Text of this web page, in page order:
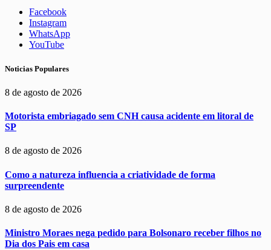
Facebook
Instagram
WhatsApp
YouTube
Noticias Populares
8 de agosto de 2026
Motorista embriagado sem CNH causa acidente em litoral de
SP
8 de agosto de 2026
Como a natureza influencia a criatividade de forma
surpreendente
8 de agosto de 2026
Ministro Moraes nega pedido para Bolsonaro receber filhos no
Dia dos Pais em casa